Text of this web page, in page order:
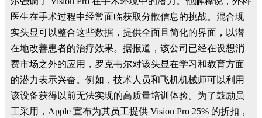
医生在手术过程中经常面临获取分散信息的挑战。混合现
实头显可以整合这些数据，提供全面且简化的界面，以潜
在地改善患者的治疗效果。据报道，该公司已经在设想消
费市场之外的应用，罗克韦尔对该头显在学习和教育方面
的潜力表示兴奋。例如，技术人员和飞机机械师可以利用
该设备获得以前无法实现的高质量培训体验。为了鼓励员
工采用，Apple 宣布为其员工提供 Vision Pro 25% 的折扣，